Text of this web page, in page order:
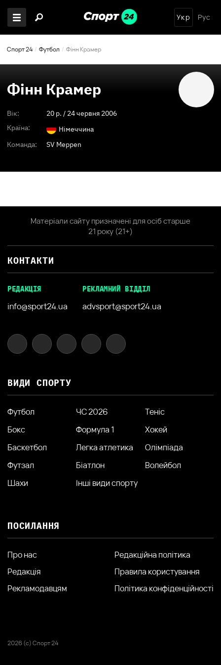
Укр Рус
Спорт 24 Футбол Фінн Крамер
Фінн Крамер
Вік: 20 p. / 24 червня 2006
Країна:
Німеччина
Команда:
SV Meppen
Матеріали сайту призначені для осіб старше
21 року (21+)
КОНТАКТИ
РЕДАКЦІЯ
info@sport24.ua
РЕКЛАМНИЙ ВІДДІЛ
advsport@sport24.ua
ВИДИ СПОРТУ
Футбол ЧС 2026
Теніс
Бокс
Формула 1
Хокей
Баскетбол
Легка атлетика
Олімпіада
Футзал
Біатлон
Волейбол
Шахи
Інші види спорту
ПОСИЛАННЯ
Про нас
Редакція
Рекламодавцям
Редакційна політика
Правила користування
Політика конфіденційності
2026 (с) Спорт 24